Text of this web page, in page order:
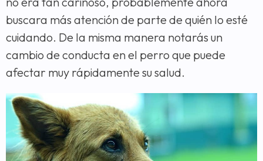
buscara más atención de parte de quién lo esté
cuidando. De la misma manera notarás un
cambio de conducta en el perro que puede
afectar muy rápidamente su salud.